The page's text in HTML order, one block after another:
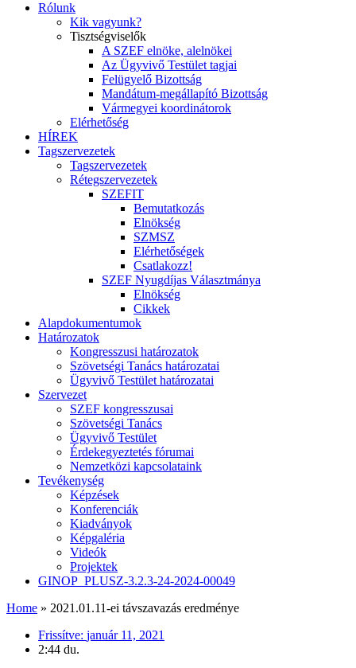
Rólunk
Kik vagyunk?
Tisztségviselők
A SZEF elnöke, alelnökei
Az Ügyvivő Testület tagjai
Felügyelő Bizottság
Mandátum-megállapító Bizottság
Vármegyei koordinátorok
Elérhetőség
HÍREK
Tagszervezetek
Tagszervezetek
Rétegszervezetek
SZEFIT
Bemutatkozás
Elnökség
SZMSZ
Elérhetőségek
Csatlakozz!
SZEF Nyugdíjas Választmánya
Elnökség
Cikkek
Alapdokumentumok
Határozatok
Kongresszusi határozatok
Szövetségi Tanács határozatai
Ügyvivő Testület határozatai
Szervezet
SZEF kongresszusai
Szövetségi Tanács
Ügyvivő Testület
Érdekegyeztetés fórumai
Nemzetközi kapcsolataink
Tevékenység
Képzések
Konferenciák
Kiadványok
Képgaléria
Videók
Projektek
GINOP_PLUSZ-3.2.3-24-2024-00049
Home » 2021.01.11-ei távszavazás eredménye
Frissítve: január 11, 2021
2:44 du.